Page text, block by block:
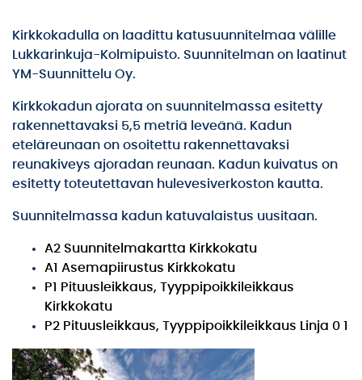
Kirkkokadulla on laadittu katusuunnitelmaa välille
Lukkarinkuja-Kolmipuisto. Suunnitelman on laatinut
YM-Suunnittelu Oy.
Kirkkokadun ajorata on suunnitelmassa esitetty
rakennettavaksi 5,5 metriä leveänä. Kadun
eteläreunaan on osoitettu rakennettavaksi
reunakiveys ajoradan reunaan. Kadun kuivatus on
esitetty toteutettavan hulevesiverkoston kautta.
Suunnitelmassa kadun katuvalaistus uusitaan.
A2 Suunnitelmakartta Kirkkokatu
A1 Asemapiirustus Kirkkokatu
P1 Pituusleikkaus, Tyyppipoikkileikkaus
Kirkkokatu
P2 Pituusleikkaus, Tyyppipoikkileikkaus Linja 0 1